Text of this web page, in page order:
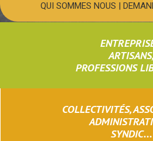
QUI SOMMES NOUS |
ARTISANS,
PROFESSIONS
COLLECTIVITÉS,
SYNDIC...